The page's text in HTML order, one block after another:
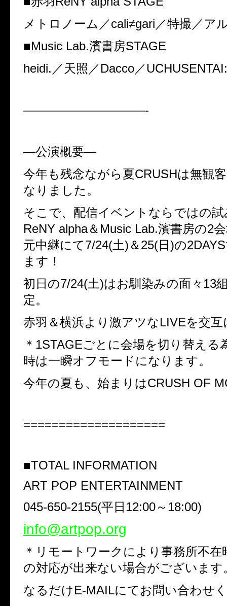
メトロノーム／cali≠gari ／特撮／ア
■Music Lab.濱書房STAGE
heidi. ／天照／Dacco／
——————————-
―公演概要―
今年も残念ながら夏CRUSHは無観
なりました。
そこで、配信イベントならではの
ReNY alpha＆ Music Lab.濱書房の2
元中継にて7/24(土) ＆25(日)の2DAYS
ます！
初日の7/24(土)はお馴染みの面々 13
定。
赤羽＆横浜より激アツなLIVEを交互
＊ 1STAGEごとに会場を切り替える
時は一瞬オフモードになります。
今年の夏も、始まりはCRUSH OF
====================
■TOTAL INFORMATION
ART POP ENTERTAINMENT
045-650-2155(平日12:00～ 18:00)
info@artpop.org
＊リモートワークにより事務所不在
の対応が出来ない場合がございます
なるだけE-MAILにてお問い合わせ